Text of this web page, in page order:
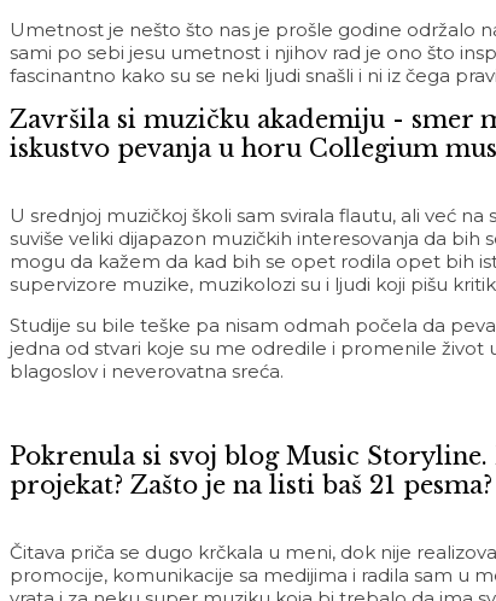
Umetnost je nešto što nas je prošle godine održalo
sami po sebi jesu umetnost i njihov rad je ono što
fascinantno kako su se neki ljudi snašli i ni iz čega
Završila si muzičku akademiju - smer
iskustvo pevanja u horu Collegium
U srednjoj muzičkoj školi sam svirala flautu, ali već
suviše veliki dijapazon muzičkih interesovanja da bih
mogu da kažem da kad bih se opet rodila opet bih
supervizore muzike, muzikolozi su i ljudi koji pišu
Studije su bile teške pa nisam odmah počela da
jedna od stvari koje su me odredile i promenile
blagoslov i neverovatna sreća.
Pokrenula si svoj blog Music
projekat? Zašto je na listi baš 21 pesma?
Čitava priča se dugo krčkala u meni, dok nije
promocije, komunikacije sa medijima i radila sam u